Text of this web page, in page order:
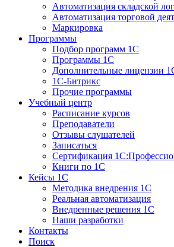
Автоматизация складской
Автоматизация торговой
Маркировка
Программы
Подбор программ 1С
Программы 1С
Дополнительные лицензии
1С-Битрикс
Прочие программы
Учебный центр
Расписание курсов
Преподаватели
Отзывы слушателей
Записаться
Сертификация
Книги по 1С
Кейсы 1С
Методика внедрения 1С
Реальная автоматизация
Внедренные решения 1С
Наши разработки
Контакты
Поиск